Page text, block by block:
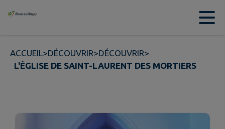
Contenu
ACCUEIL>DÉCOUVRIR>DÉCOUVRIR>
L'ÉGLISE DE SAINT-LAURENT DES MORTIERS